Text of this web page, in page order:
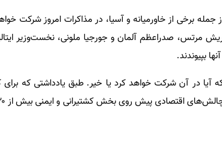
اعلام کرد که حدود ۳۰ کشور از جمله برخی از خاورمیانه و آسیا، در مذاکرات امروز
مرتس، صدراعظم آلمان و جورجیا ملونی، نخست‌وزیر
بپیوندند.
در آن شرکت خواهد کرد یا خیر. طبق یادداشتی که